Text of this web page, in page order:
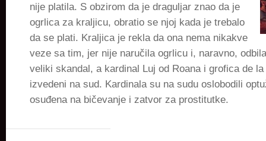
nije platila. S obzirom da je draguljar znao da je
ogrlica za kraljicu, obratio se njoj kada je trebalo
da se plati. Kraljica je rekla da ona nema nikakve
veze sa tim, jer nije naručila ogrlicu i, naravno,
veliki skandal, a kardinal Luj od Roana i grofica de
izvedeni na sud. Kardinala su na sudu oslobodili
osuđena na bičevanje i zatvor za prostitutke.